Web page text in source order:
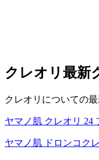
クレオリ 最新
クレオリについての
ヤマノ肌 クレオリ 24
ヤマノ肌 ドロンコク